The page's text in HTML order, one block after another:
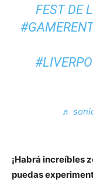
FEST DE
♬
¡Habrá increíbles
puedas